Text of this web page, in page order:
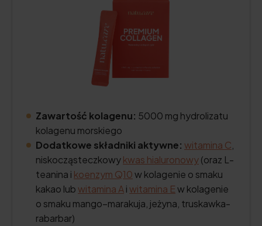
Zawartość kolagenu: 5000 mg hydrolizatu
kolagenu morskiego
Dodatkowe składniki aktywne: witamina C
niskocząsteczkowykwas hialuronowy(oraz L-
teanina i koenzym Q10w kolagenie o smaku
kakao lubwitamina Aiwitamina Ew kolagenie
o smaku mango–marakuja, jeżyna, truskawka-
rabarbar)